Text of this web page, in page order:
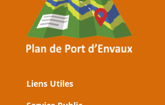
Liens Utiles